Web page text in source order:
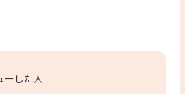
ーした人